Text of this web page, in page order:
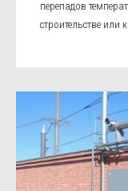
перепадов
строительстве или